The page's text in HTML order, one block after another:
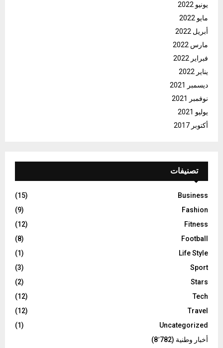
يونيو 2022
مايو 2022
أبريل 2022
مارس 2022
فبراير 2022
يناير 2022
ديسمبر 2021
نوفمبر 2021
يوليو 2021
أكتوبر 2017
تصنيفات
Business
(15)
Fashion
(9)
Fitness
(12)
Football
(8)
Life Style
(1)
Sport
(3)
Stars
(2)
Tech
(12)
Travel
(12)
Uncategorized
(1)
أخبار وطنية (8٬782)